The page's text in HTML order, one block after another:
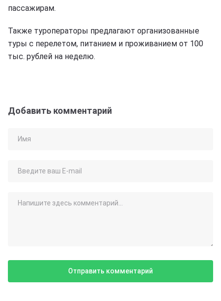
пассажирам.
Также туроператоры предлагают организованные
туры с перелетом, питанием и проживанием от 100
тыс. рублей на неделю.
Добавить комментарий